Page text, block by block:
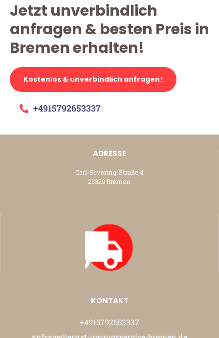
Jetzt unverbindlich
anfragen & besten Preis in
Bremen erhalten!
Kostenlos & unverbindlich anfragen!
+4915792653337
ADRESSE
Carl-Severing-Straße 4
28329 Bremen
KONTAKT
+4915792653337